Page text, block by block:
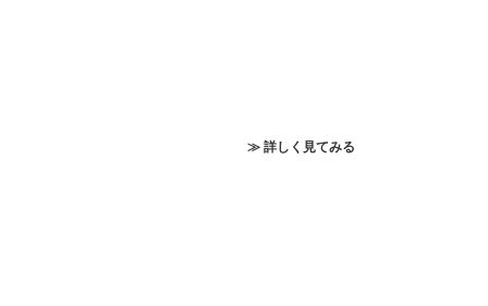
≫ 詳しく見てみる